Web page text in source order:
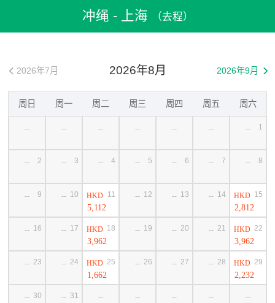
> 日本機票
冲绳 - 上海 （去程）
2026年8月
 2026年7月 2026年9月 
周日 周一 周二 周三 周四 周五 周六
-- -- -- -- -- -- -- 1
-- 2 -- 3 -- 4 -- 5 -- 6 -- 7 -- 8
-- 9 -- 10 HKD
5,112
11 -- 12 -- 13 -- 14 HKD
2,812
15
-- 16 -- 17 HKD
3,962
18 -- 19 -- 20 -- 21 HKD
3,962
22
-- 23 -- 24 HKD
1,662
25 -- 26 -- 27 -- 28 HKD
2,232
29
-- 30 -- 31 -- -- -- -- --